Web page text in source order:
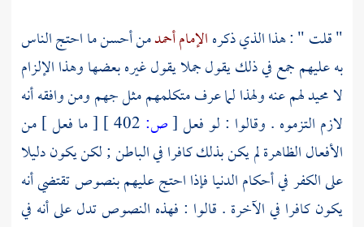
" قلت " : هذا الذي ذكرهالإمام أحمدمن أحسن ما احتج الناس
به عليهم جمع في ذلك يقول جملا يقول غيره بعضها وهذا الإلزام
لا محيد لهم عنه ولهذا لما عرف متكلمهم مثلجهمومن وافقه أنه
لازم التزموه . وقالوا : لو فعل[ص:
[ ما فعل ] من
الأفعال الظاهرة لم يكن بذلك كافرا في الباطن ; لكن يكون دليلا
على الكفر في أحكام الدنيا فإذا احتج عليهم بنصوص تقتضي أنه
يكون كافرا في الآخرة . قالوا : فهذه النصوص تدل على أنه في